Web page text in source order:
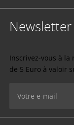
Newsletter
Inscrivez-vous à
de 5 Euro à valoir